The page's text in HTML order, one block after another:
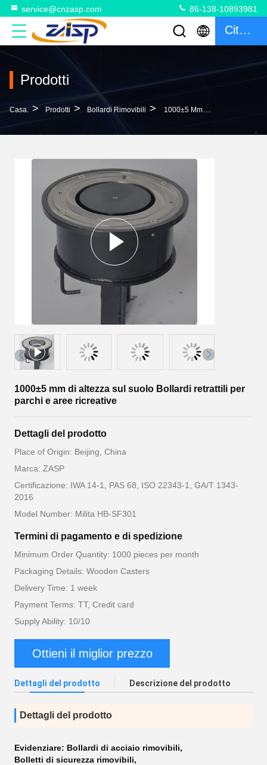
service@cnzasp.com 86-138-10893981
Citazione
Prodotti
Casa. > Prodotti > Bollardi Rimovibili > 1000±5 Mm Di Altezza Sul Suolo Bollardi Retrattili Per Parchi E Aree Ricreative
1000±5 mm di altezza sul suolo Bollardi retrattili per
parchi e aree ricreative
Dettagli del prodotto
Place of Origin: Beijing, China
Marca: ZASP
Certificazione: IWA 14-1, PAS 68, ISO 22343-1, GA/T 1343-
2016
Model Number: Milita HB-SF301
Termini di pagamento e di spedizione
Minimum Order Quantity: 1000 pieces per month
Packaging Details: Wooden Casters
Delivery Time: 1 week
Payment Terms: TT, Credit card
Supply Ability: 10/10
Ottieni il miglior prezzo
Dettagli del prodotto Descrizione del prodotto
Dettagli del prodotto
Evidenziare: Bollardi di acciaio rimovibili,
Bolletti di sicurezza rimovibili,